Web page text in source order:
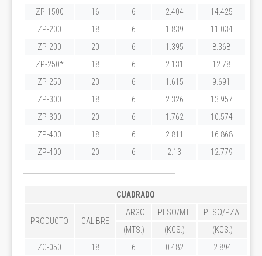
ZP-1500
16 6 2.404
14.425
ZP-200
18 6 1.839
11.034
ZP-200
20 6 1.395
8.368
ZP-250*
18 6 2.131
12.78
ZP-250
20 6 1.615
9.691
ZP-300
18 6 2.326
13.957
ZP-300
20 6 1.762
10.574
ZP-400
18 6 2.811
16.868
ZP-400
20 6 2.13 12.779
CUADRADO
PRODUCTO CALIBRE
LARGO PESO/MT.
PESO/PZA.
(MTS.)
(KGS.)
(KGS.)
ZC-050
18 6 0.482
2.894